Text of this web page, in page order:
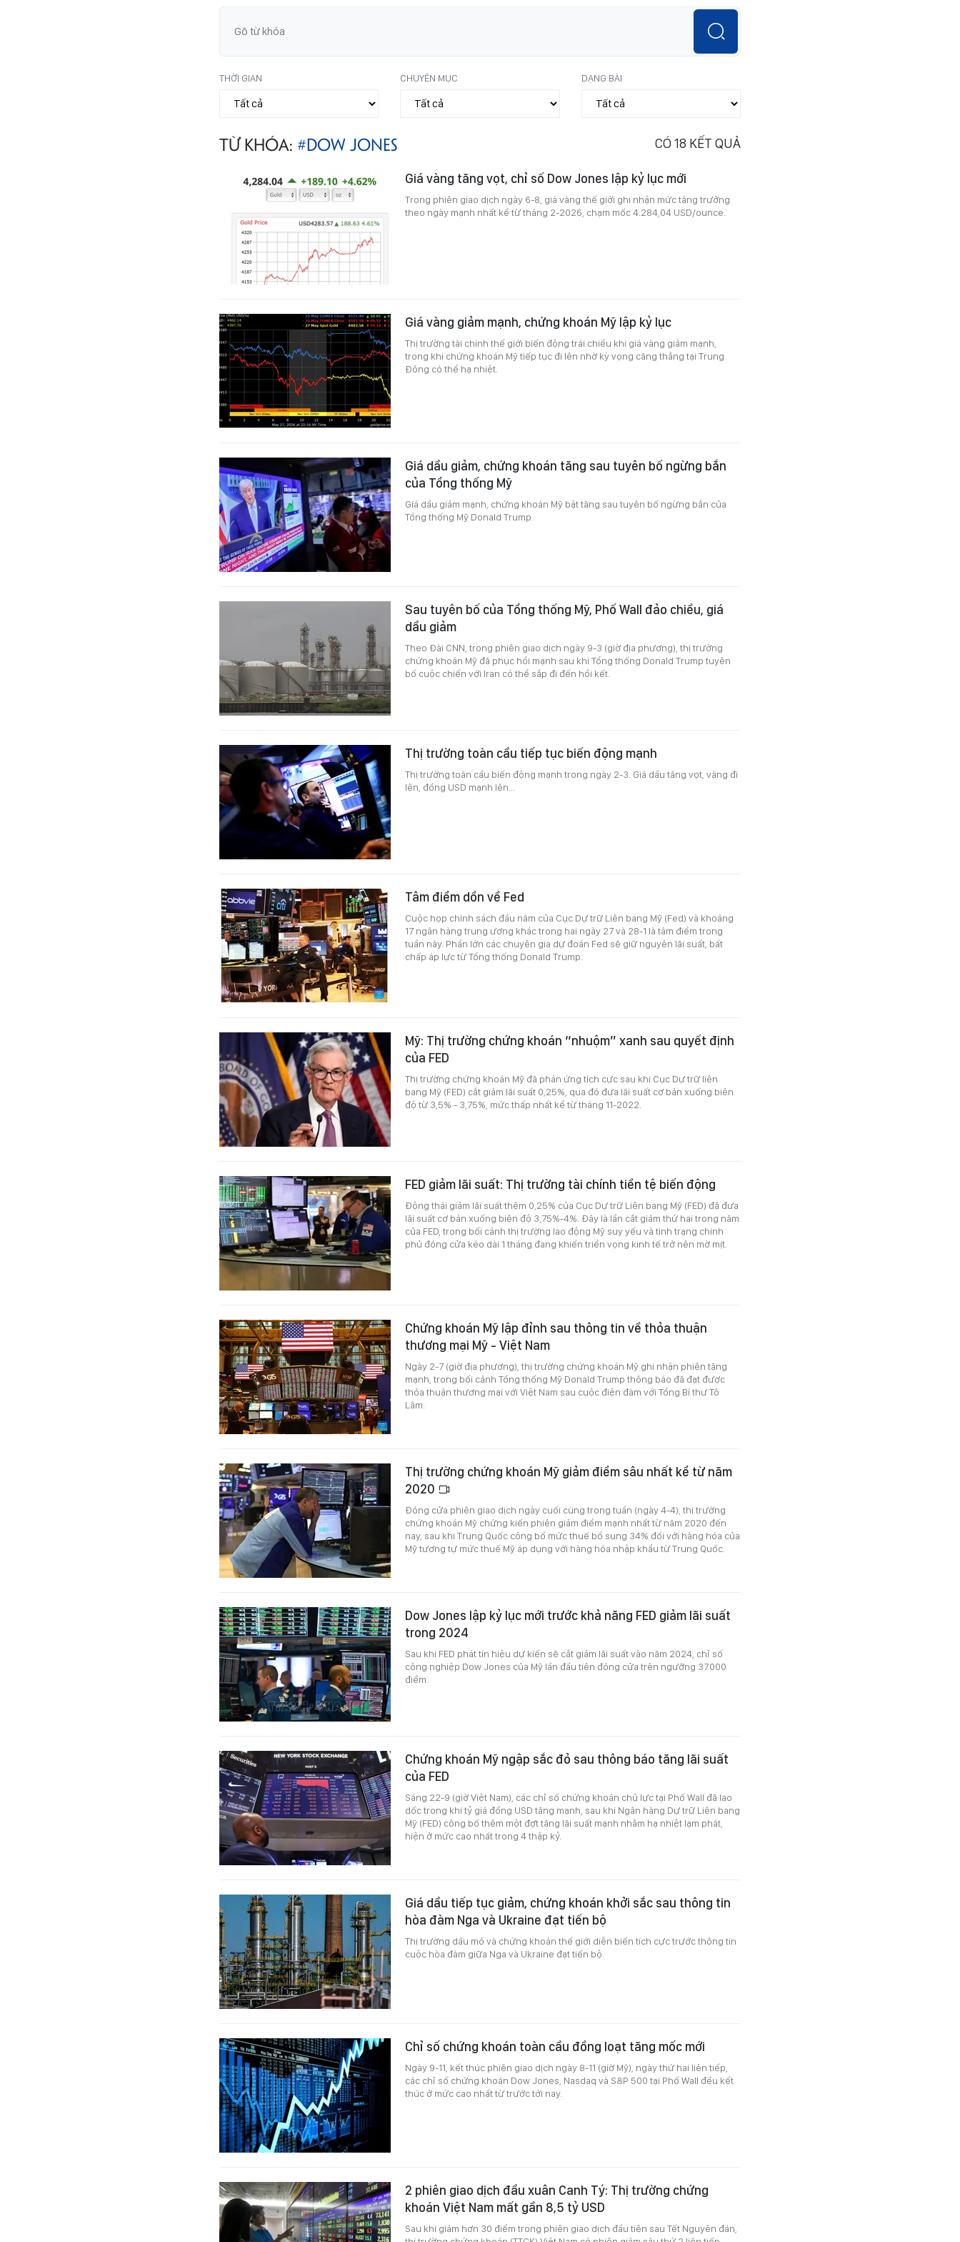
THỜI GIAN CHUYÊN MỤC DẠNG BÀI
TỪ KHÓA: #DOW JONES CÓ 18 KẾT QUẢ
Giá vàng tăng vọt, chỉ số Dow Jones lập kỷ lục mới
Trong phiên giao dịch ngày 6-8, giá vàng thế giới ghi nhận mức tăng trưởng
theo ngày mạnh nhất kể từ tháng 2-2026, chạm mốc 4.284,04 USD/ounce.
Giá vàng giảm mạnh, chứng khoán Mỹ lập kỷ lục
Thị trường tài chính thế giới biến động trái chiều khi giá vàng giảm mạnh,
trong khi chứng khoán Mỹ tiếp tục đi lên nhờ kỳ vọng căng thẳng tại Trung
Đông có thể hạ nhiệt.
Giá dầu giảm, chứng khoán tăng sau tuyên bố ngừng bắn
của Tổng thống Mỹ
Giá dầu giảm mạnh, chứng khoán Mỹ bật tăng sau tuyên bố ngừng bắn của
Tổng thống Mỹ Donald Trump.
Sau tuyên bố của Tổng thống Mỹ, Phố Wall đảo chiều, giá
dầu giảm
Theo Đài CNN, trong phiên giao dịch ngày 9-3 (giờ địa phương), thị trường
chứng khoán Mỹ đã phục hồi mạnh sau khi Tổng thống Donald Trump tuyên
bố cuộc chiến với Iran có thể sắp đi đến hồi kết.
Thị trường toàn cầu tiếp tục biến động mạnh
Thị trường toàn cầu biến động mạnh trong ngày 2-3. Giá dầu tăng vọt, vàng đi
lên, đồng USD mạnh lên...
Tâm điểm dồn về Fed
Cuộc họp chính sách đầu năm của Cục Dự trữ Liên bang Mỹ (Fed) và khoảng
17 ngân hàng trung ương khác trong hai ngày 27 và 28-1 là tâm điểm trong
tuần này. Phần lớn các chuyên gia dự đoán Fed sẽ giữ nguyên lãi suất, bất
chấp áp lực từ Tổng thống Donald Trump.
Mỹ: Thị trường chứng khoán “nhuộm” xanh sau quyết định
của FED
Thị trường chứng khoán Mỹ đã phản ứng tích cực sau khi Cục Dự trữ liên
bang Mỹ (FED) cắt giảm lãi suất 0,25%, qua đó đưa lãi suất cơ bản xuống biên
độ từ 3,5% - 3,75%, mức thấp nhất kể từ tháng 11-2022.
FED giảm lãi suất: Thị trường tài chính tiền tệ biến động
Động thái giảm lãi suất thêm 0,25% của Cục Dự trữ Liên bang Mỹ (FED) đã đưa
lãi suất cơ bản xuống biên độ 3,75%-4%. Đây là lần cắt giảm thứ hai trong năm
của FED, trong bối cảnh thị trường lao động Mỹ suy yếu và tình trạng chính
phủ đóng cửa kéo dài 1 tháng đang khiến triển vọng kinh tế trở nên mờ mịt.
Chứng khoán Mỹ lập đỉnh sau thông tin về thỏa thuận
thương mại Mỹ - Việt Nam
Ngày 2-7 (giờ địa phương), thị trường chứng khoán Mỹ ghi nhận phiên tăng
mạnh, trong bối cảnh Tổng thống Mỹ Donald Trump thông báo đã đạt được
thỏa thuận thương mại với Việt Nam sau cuộc điện đàm với Tổng Bí thư Tô
Lâm.
Thị trường chứng khoán Mỹ giảm điểm sâu nhất kể từ năm
2020
Đóng cửa phiên giao dịch ngày cuối cùng trong tuần (ngày 4-4), thị trường
chứng khoán Mỹ chứng kiến phiên giảm điểm mạnh nhất từ năm 2020 đến
nay, sau khi Trung Quốc công bố mức thuế bổ sung 34% đối với hàng hóa của
Mỹ tương tự mức thuế Mỹ áp dụng với hàng hóa nhập khẩu từ Trung Quốc.
Dow Jones lập kỷ lục mới trước khả năng FED giảm lãi suất
trong 2024
Sau khi FED phát tín hiệu dự kiến sẽ cắt giảm lãi suất vào năm 2024, chỉ số
công nghiệp Dow Jones của Mỹ lần đầu tiên đóng cửa trên ngưỡng 37.000
điểm.
Chứng khoán Mỹ ngập sắc đỏ sau thông báo tăng lãi suất
của FED
Sáng 22-9 (giờ Việt Nam), các chỉ số chứng khoán chủ lực tại Phố Wall đã lao
dốc trong khi tỷ giá đồng USD tăng mạnh, sau khi Ngân hàng Dự trữ Liên bang
Mỹ (FED) công bố thêm một đợt tăng lãi suất mạnh nhằm hạ nhiệt lạm phát,
hiện ở mức cao nhất trong 4 thập kỷ.
Giá dầu tiếp tục giảm, chứng khoán khởi sắc sau thông tin
hòa đàm Nga và Ukraine đạt tiến bộ
Thị trường dầu mỏ và chứng khoán thế giới diễn biến tích cực trước thông tin
cuộc hòa đàm giữa Nga và Ukraine đạt tiến bộ.
Chỉ số chứng khoán toàn cầu đồng loạt tăng mốc mới
Ngày 9-11, kết thúc phiên giao dịch ngày 8-11 (giờ Mỹ), ngày thứ hai liên tiếp,
các chỉ số chứng khoán Dow Jones, Nasdaq và S&P 500 tại Phố Wall đều kết
thúc ở mức cao nhất từ trước tới nay.
2 phiên giao dịch đầu xuân Canh Tý: Thị trường chứng
khoán Việt Nam mất gần 8,5 tỷ USD
Sau khi giảm hơn 30 điểm trong phiên giao dịch đầu tiên sau Tết Nguyên đán,